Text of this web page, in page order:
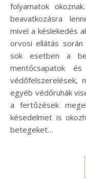
folyamatok
beavatkozásra
mivel a késlekedés
orvosi ellátás során
sok esetben a
mentőcsapatok
védőfelszerelések,
egyéb védőruhák
a fertőzések
késedelmet is
betegeket…